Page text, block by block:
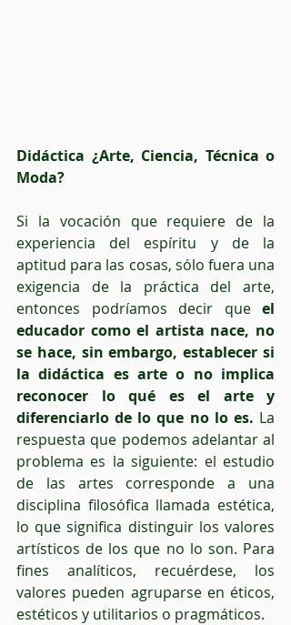
Didáctica ¿Arte, Ciencia, Técnica o
Moda?
Si la vocación que requiere de la
experiencia del espíritu y de la
aptitud para las cosas, sólo fuera una
exigencia de la práctica del arte,
entonces podríamos decir que el
educador como el artista nace, no
se hace, sin embargo, establecer si
la didáctica es arte o no implica
reconocer lo qué es el arte y
diferenciarlo de lo que no lo es. La
respuesta que podemos adelantar al
problema es la siguiente: el estudio
de las artes corresponde a una
disciplina filosófica llamada estética,
lo que significa distinguir los valores
artísticos de los que no lo son. Para
fines analíticos, recuérdese, los
valores pueden agruparse en éticos,
estéticos y utilitarios o pragmáticos.